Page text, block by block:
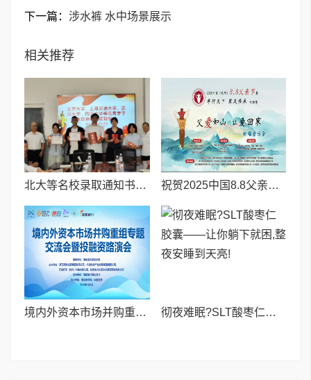
下一篇： 涉水裤 水中场景展示
相关推荐
北大等名校录取通知书送达仪式在喀什市特区实验学校暖心举行 祝贺2025中国8.8父亲节“孝行天下家风传承”论坛暨祈福音乐会圆满成功
境内外资本市场并购重组专题交流会暨投融资路演会 深度解析驱动企业资本战略升级 彻夜难眠?SLT酸枣仁胶囊——让你躺下就困,整夜安睡到天亮!